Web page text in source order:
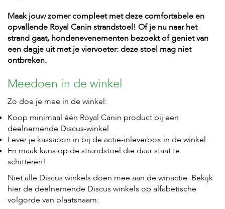
H
o
m
e
o
l
d
e
r
H
o
n
d
n
K
Maak jouw zomer compleet met deze comfortabele en
opvallende Royal Canin strandstoel! Of je nu naar het
strand gaat, hondenevenementen bezoekt of geniet van
een dagje uit met je viervoeter: deze stoel mag niet
ontbreken.
Meedoen in de winkel
Zo doe je mee in de winkel:
Koop minimaal één Royal Canin product bij een
deelnemende Discus-winkel
Lever je kassabon in bij de actie-inleverbox in de winkel
En maak kans op de strandstoel die daar staat te
schitteren!
Niet alle Discus winkels doen mee aan de winactie. Bekijk
hier de deelnemende Discus winkels op alfabetische
volgorde van plaatsnaam: